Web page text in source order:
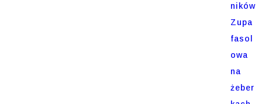
ników
Zupa
fasol
owa
na
żeber